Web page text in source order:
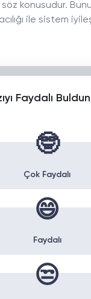
konusudur.
ile sistem
Faydalı
🤓
Çok Faydalı
😄
Faydalı
😒